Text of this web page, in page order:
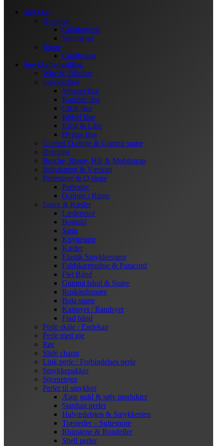
Smykker
Øreringe
Guldfarvede
Sølvfarvet
Ringe
Guldbelagt
Smykkefremstilling
Wire & Tilbehør
Smykkelåse
Magnet låse
Karabin låse
Click låse
Bidsel låse
Krog & Låse
Øvrige låse
Gummi O-ringe & Gummi snøre
Øreringe
Broche, Ringe, Hår & Mobilstrop
Indpakning & Værktøj
Perlestave & O-ringe
Perlestav
O-ringe / Ringe
Snøre & Kæder
Lædersnor
Bomuld
Satin
Knyttesnor
Kæder
Elastik Smykkesnøre
Faldskærmsline & Paracord
Flet Bånd
Gummi bånd & Snøre
Ruskindssnøre
Bola snøre
Kantsyet / Randsyet
Flad bånd
Perle skåle / Endekap
Perle med øje
Rør
Slide charm
Link perle / Forbindelses perle
Smykkepakker
Stjernetegn
Perler til smykker
Ægte guld & sølv produkter
Stardust perler
Halvædelsten & Smykkesten
Træperler – Suttesnore
Rhinstene & Rondeller
Shell perler